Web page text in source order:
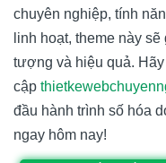
chuyên nghiệp, tính
linh hoạt, theme này
tượng và hiệu quả. Hãy
cập
đầu hành trình số hóa
ngay hôm nay!